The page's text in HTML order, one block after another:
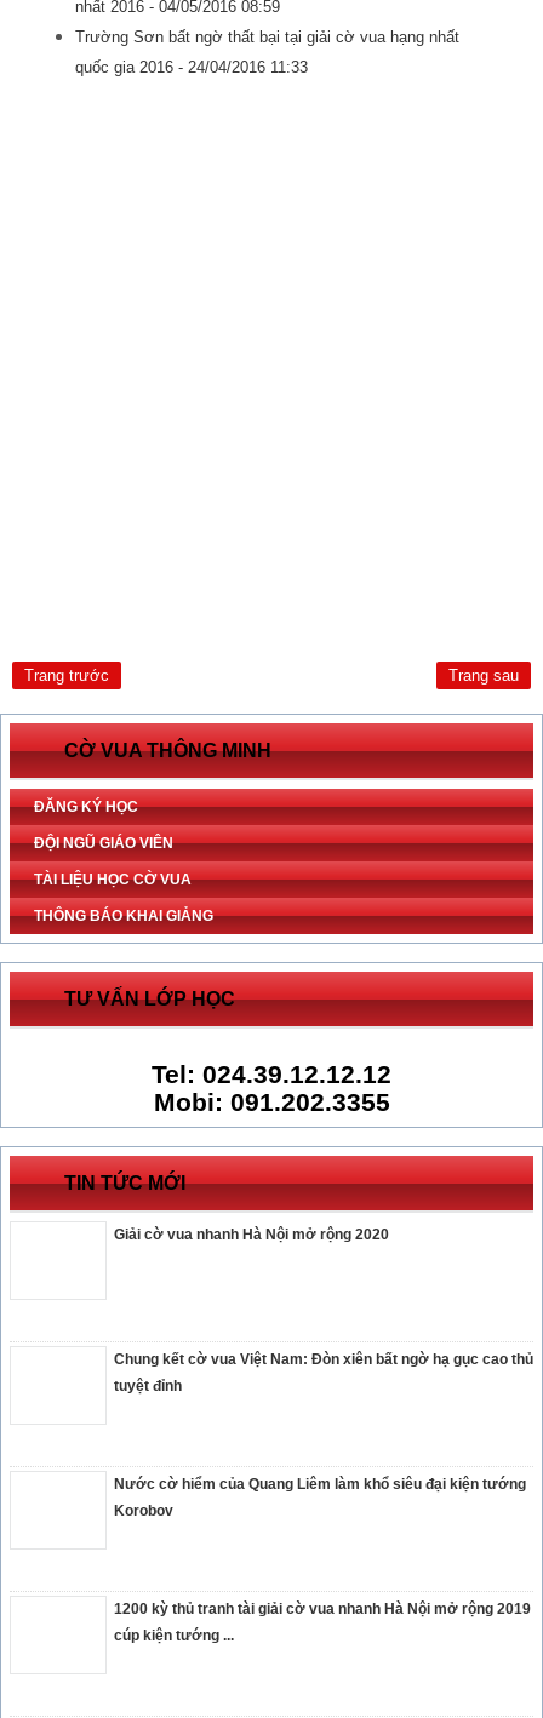
nhất 2016 -04/05/2016 08:59
Trường Sơn bất ngờ thất bại tại giải cờ vua hạng nhất
quốc gia 2016 -24/04/2016 11:33
Trang trước Trang sau
CỜ VUA THÔNG MINH
ĐĂNG KÝ HỌC
ĐỘI NGŨ GIÁO VIÊN
TÀI LIỆU HỌC CỜ VUA
THÔNG BÁO KHAI GIẢNG
TƯ VẤN LỚP HỌC
Tel: 024.39.12.12.12
Mobi: 091.202.3355
TIN TỨC MỚI
Giải cờ vua nhanh Hà Nội mở rộng 2020
Chung kết cờ vua Việt Nam: Đòn xiên bất ngờ hạ gục cao thủ
tuyệt đỉnh
Nước cờ hiểm của Quang Liêm làm khổ siêu đại kiện tướng
Korobov
1200 kỳ thủ tranh tài giải cờ vua nhanh Hà Nội mở rộng 2019
cúp kiện tướng ...